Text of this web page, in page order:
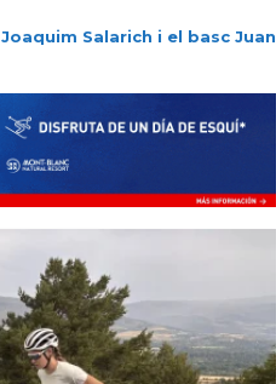
Joaquim Salarich i el basc Juan